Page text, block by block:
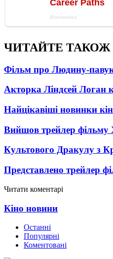
ЧИТАЙТЕ ТАКОЖ
Фільм про Людину-
Акторка Ліндсей Логан
Найцікавіші новинки
Вийшов трейлер фільму
Культового Дракулу з
Представлено трейлер
Читати коментарі
Кіно новини
Останні
Популярні
Коментовані